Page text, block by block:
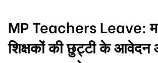
MP Teachers Leave:
शिक्षकों की छुट्टी के आवेदन